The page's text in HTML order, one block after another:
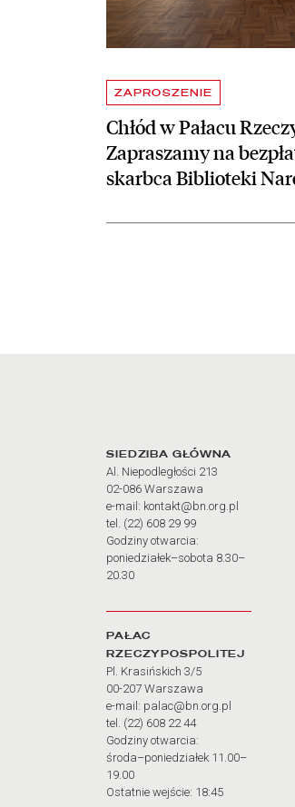
ZAPROSZENIE
Chłód w Pałacu
Zapraszamy na
skarbca Biblioteki
Adres oraz
SIEDZIBA GŁÓWNA
Al. Niepodległości 213
02-086 Warszawa
e-mail: kontakt@bn.org.pl
tel. (22) 608 29 99
Godziny otwarcia:
poniedziałek–sobota 8.30–
20.30
PAŁAC
RZECZYPOSPOLITEJ
Pl. Krasińskich 3/5
00-207 Warszawa
e-mail: palac@bn.org.pl
tel. (22) 608 22 44
Godziny otwarcia:
środa–poniedziałek 11.00–
19.00
Ostatnie wejście: 18:45